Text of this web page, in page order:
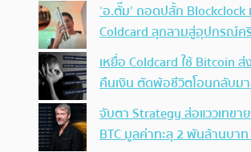
‘อ.ตั๊ม’ ถอดปลั้ก
Coldcard ลุกลามสู่อุปกรณ์ค
เหยื่อ Coldcard ใช้ Bitcoin
คืนเงิน ตัดพ้อชีวิตโอนกลับม
จับตา Strategy ส่อแววเทขา
BTC มูลค่าทะลุ 2 พันล้านบา